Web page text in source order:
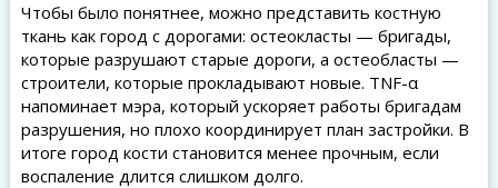
Чтобы было понятнее, можно представить костную
ткань как город с дорогами: остеокласты — бригады,
которые разрушают старые дороги, а остеобласты —
строители, которые прокладывают новые. TNF-α
напоминает мэра, который ускоряет работы бригадам
разрушения, но плохо координирует план застройки. В
итоге город кости становится менее прочным, если
воспаление длится слишком долго.